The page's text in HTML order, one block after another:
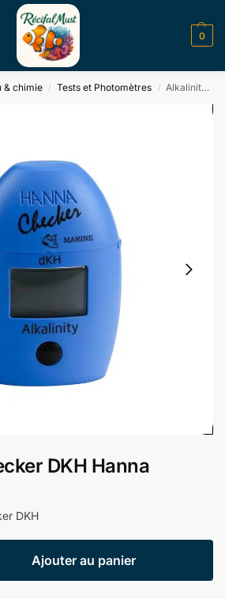
0
& chimie / Tests et Photomètres / Alkalinity Checker DKH Hanna
DKH Hanna
DKH
Ajouter au panier